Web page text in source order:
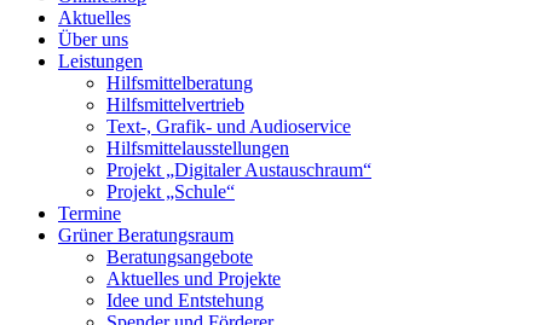
Aktuelles
Über uns
Leistungen
Hilfsmittelberatung
Hilfsmittelvertrieb
Text-, Grafik- und Audioservice
Hilfsmittelausstellungen
Projekt „Digitaler Austauschraum“
Projekt „Schule“
Termine
Grüner Beratungsraum
Beratungsangebote
Aktuelles und Projekte
Idee und Entstehung